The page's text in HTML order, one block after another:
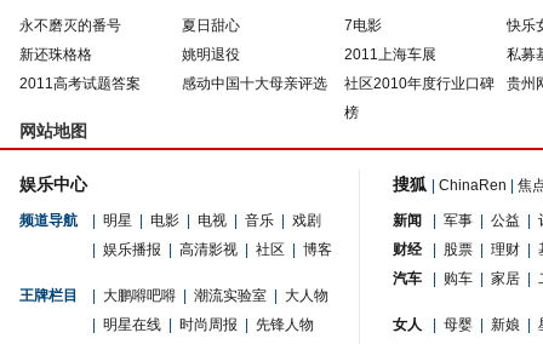
永不磨灭的番号 夏日甜心 7电影
快乐
新还珠格格
姚明退役 2011上海车展
私募
2011高考试题答案
感动中国十大母亲评选
社区2010年度行业口碑
榜
贵州
网站地图
娱乐中心
频道导航 明星 电影 电视 音乐
戏剧
娱乐播报 高清影视 社区 博客
王牌栏目 大鹏嘚吧嘚 潮流实验室
大人物
明星在线 时尚周报
先锋人物
搜狐 ChinaRen 焦
新闻 军事 公益
财经
股票 理财
汽车
购车 家居
女人 母婴 新娘